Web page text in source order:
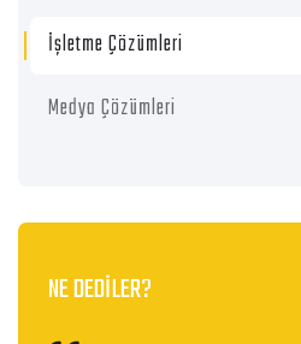
İşletme Çözümleri
Medya Çözümleri
NE DEDİLER?